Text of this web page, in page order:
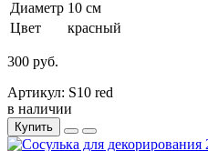
Диаметр 10 см
Цвет
красный
300 руб.
Артикул: S10 red
в наличии
Купить